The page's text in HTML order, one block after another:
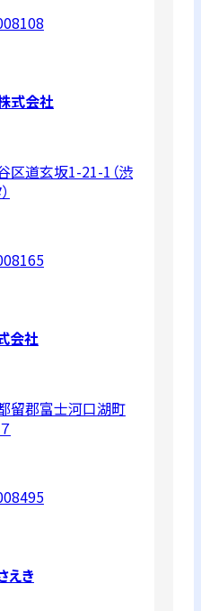
式会社
区道玄坂1-21-1（渋
会社
留郡富士河口湖町
えき